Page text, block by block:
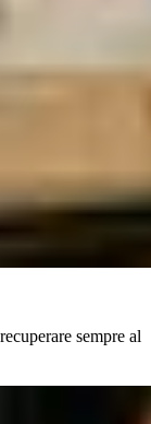
sempre al